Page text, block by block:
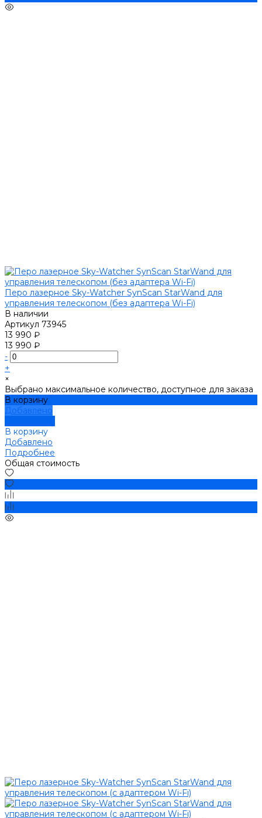
Перо лазерное Sky-Watcher SynScan StarWand для
управления телескопом (без адаптера Wi-Fi)
В наличии
Артикул 73945
13 990 ₽
13 990 ₽
-
+
×
Выбрано максимальное количество, доступное для заказа
В корзину
Добавлено
В корзину
Добавлено
Подробнее
Общая стоимость